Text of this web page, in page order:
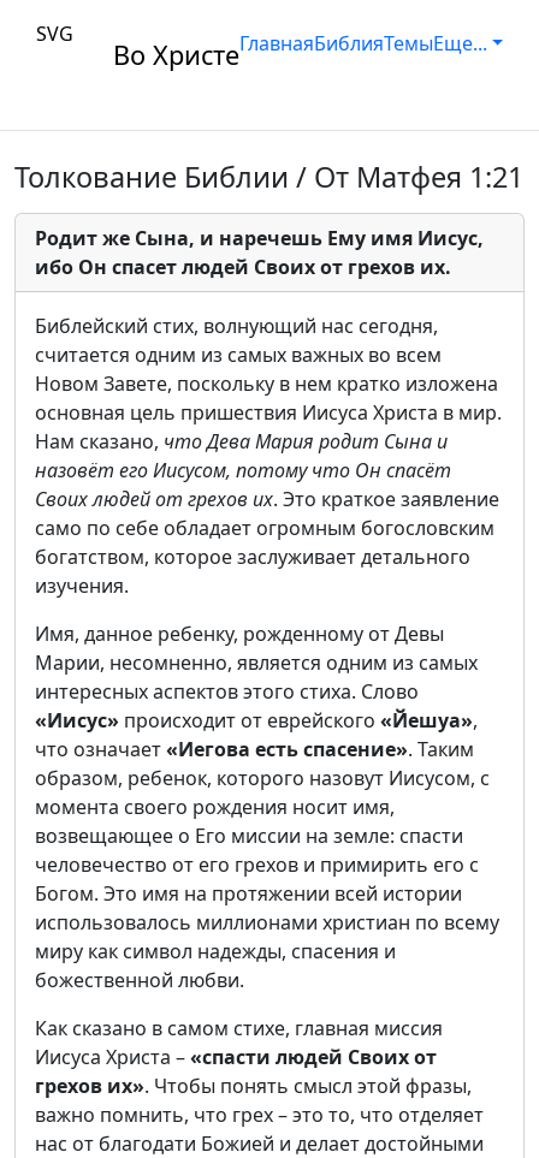
SVG
Во ХристеГлавнаяБиблияТемыЕще...
Толкование Библии / От Матфея 1:21
Родит же Сына, и наречешь Ему имя Иисус,
ибо Он спасет людей Своих от грехов их.
Библейский стих, волнующий нас сегодня,
считается одним из самых важных во всем
Новом Завете, поскольку в нем кратко изложена
основная цель пришествия Иисуса Христа в мир.
Нам сказано, что Дева Мария родит Сына и
назовёт его Иисусом, потому что Он спасёт
Своих людей от грехов их. Это краткое заявление
само по себе обладает огромным богословским
богатством, которое заслуживает детального
изучения.
Имя, данное ребенку, рожденному от Девы
Марии, несомненно, является одним из самых
интересных аспектов этого стиха. Слово
«Иисус» происходит от еврейского «Йешуа»,
что означает«Иегова есть спасение». Таким
образом, ребенок, которого назовут Иисусом, с
момента своего рождения носит имя,
возвещающее о Его миссии на земле: спасти
человечество от его грехов и примирить его с
Богом. Это имя на протяжении всей истории
использовалось миллионами христиан по всему
миру как символ надежды, спасения и
божественной любви.
Как сказано в самом стихе, главная миссия
Иисуса Христа –«спасти людей Своих от
грехов их». Чтобы понять смысл этой фразы,
важно помнить, что грех – это то, что отделяет
нас от благодати Божией и делает достойными